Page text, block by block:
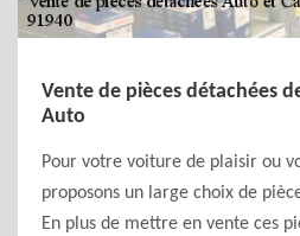
Vente de pièces détachées
Auto
Pour votre voiture de plaisir ou
proposons un large choix de
En plus de mettre en vente ces